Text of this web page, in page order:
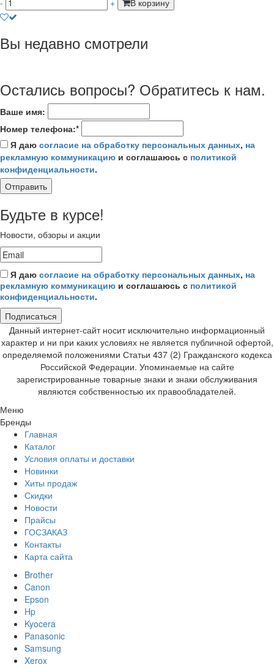
Вы недавно смотрели
Остались вопросы? Обратитесь к нам.
Ваше имя:
Номер телефона:*
Я даю согласие на обработку персональных данных, на
рекламную коммуникацию и соглашаюсь с политикой
конфиденциальности.
Отправить
Будьте в курсе!
Новости, обзоры и акции
Я даю согласие на обработку персональных данных, на
рекламную коммуникацию и соглашаюсь с политикой
конфиденциальности.
Подписаться
Данный интернет-сайт носит исключительно информационный
характер и ни при каких условиях не является публичной офертой,
определяемой положениями Статьи 437 (2) Гражданского кодекса
Российской Федерации. Упоминаемые на сайте
зарегистрированные товарные знаки и знаки обслуживания
являются собственностью их правообладателей.
Меню
Бренды
Главная
Каталог
Условия оплаты и доставки
Новинки
Хиты продаж
Скидки
Новости
Прайсы
ГОСЗАКАЗ
Контакты
Карта сайта
Brother
Canon
Epson
Hp
Kyocera
Panasonic
Samsung
Xerox